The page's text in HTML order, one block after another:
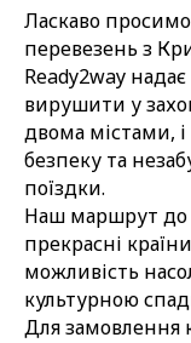
Ласкаво
перевезень з
Ready2way
вирушити у
двома містами,
безпеку та
поїздки.
Наш маршрут до
прекрасні країни
можливість
культурною
Для замовлення